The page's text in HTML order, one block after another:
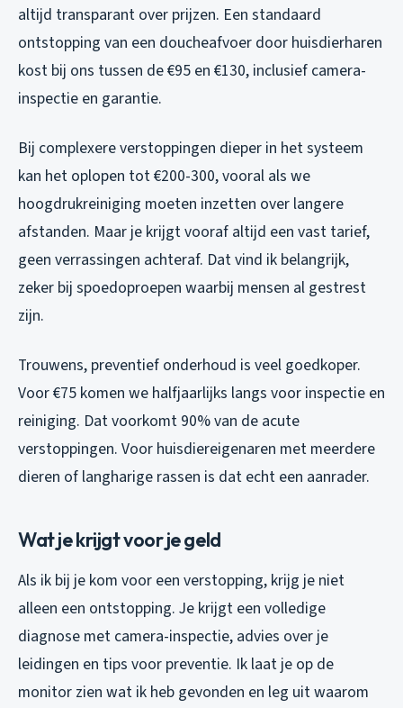
altijd transparant over prijzen. Een standaard
ontstopping van een doucheafvoer door huisdierharen
kost bij ons tussen de €95 en €130, inclusief camera-
inspectie en garantie.
Bij complexere verstoppingen dieper in het systeem
kan het oplopen tot €200-300, vooral als we
hoogdrukreiniging moeten inzetten over langere
afstanden. Maar je krijgt vooraf altijd een vast tarief,
geen verrassingen achteraf. Dat vind ik belangrijk,
zeker bij spoedoproepen waarbij mensen al gestrest
zijn.
Trouwens, preventief onderhoud is veel goedkoper.
Voor €75 komen we halfjaarlijks langs voor inspectie en
reiniging. Dat voorkomt 90% van de acute
verstoppingen. Voor huisdiereigenaren met meerdere
dieren of langharige rassen is dat echt een aanrader.
Wat je krijgt voor je geld
Als ik bij je kom voor een verstopping, krijg je niet
alleen een ontstopping. Je krijgt een volledige
diagnose met camera-inspectie, advies over je
leidingen en tips voor preventie. Ik laat je op de
monitor zien wat ik heb gevonden en leg uit waarom